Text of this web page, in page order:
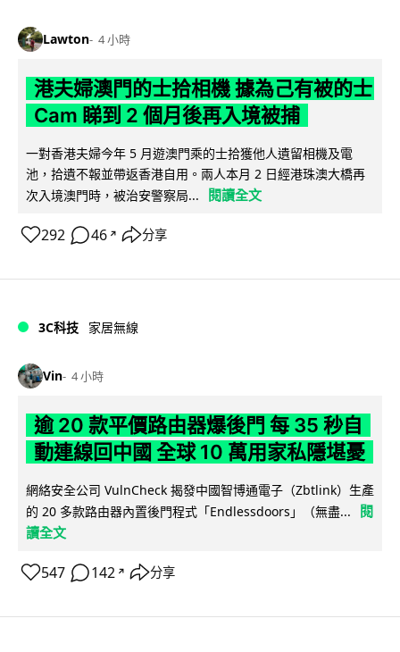
Lawton 4 小時
港夫婦澳門的士拾相機 據為己有被的士
Cam 睇到 2 個月後再入境被捕
一對香港夫婦今年 5 月遊澳門乘的士拾獲他人遺留相機及電
池，拾遺不報並帶返香港自用。兩人本月 2 日經港珠澳大橋再
次入境澳門時，被治安警察局...
閱讀全文
292 46 ↗ 分享
3C科技 家居無線
Vin 4 小時
逾 20 款平價路由器爆後門 每 35 秒自
動連線回中國 全球 10 萬用家私隱堪憂
網絡安全公司 VulnCheck 揭發中國智博通電子（Zbtlink）生產
的 20 多款路由器內置後門程式「Endlessdoors」（無盡...
閱
讀全文
547 142 ↗ 分享